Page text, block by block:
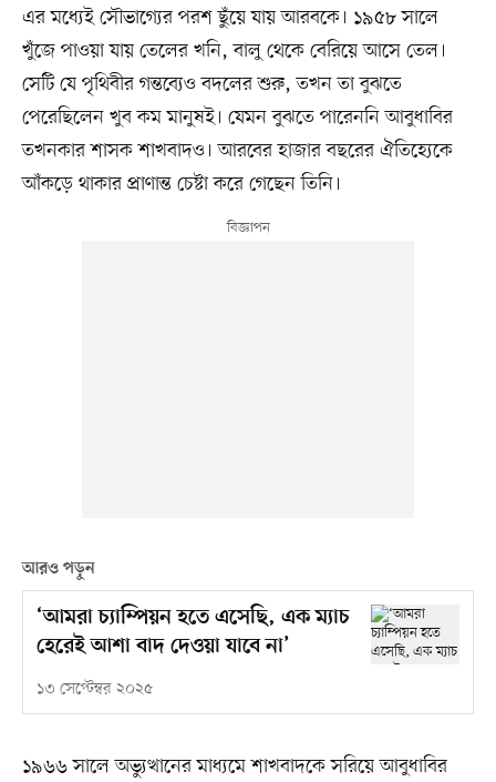
এর মধ্যেই সৌভাগ্যের পরশ ছুঁয়ে যায় আরবকে। ১৯৫৮ সালে
খুঁজে পাওয়া যায় তেলের খনি, বালু থেকে বেরিয়ে আসে তেল।
সেটি যে পৃথিবীর গন্তব্যেও বদলের শুরু, তখন তা বুঝতে
পেরেছিলেন খুব কম মানুষই। যেমন বুঝতে পারেননি আবুধাবির
তখনকার শাসক শাখবাদও। আরবের হাজার বছরের ঐতিহ্যেকে
আঁকড়ে থাকার প্রাণান্ত চেষ্টা করে গেছেন তিনি।
আরও পড়ুন
‘আমরা চ্যাম্পিয়ন হতে এসেছি, এক ম্যাচ
হেরেই আশা বাদ দেওয়া যাবে না’
১৩ সেপ্টেম্বর ২০২৫
১৯৬৬ সালে অভ্যুত্থানের মাধ্যমে শাখবাদকে সরিয়ে আবুধাবির